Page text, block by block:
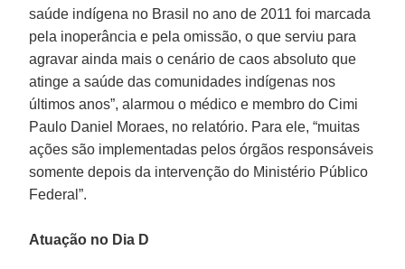
saúde indígena no Brasil no ano de 2011 foi marcada
pela inoperância e pela omissão, o que serviu para
agravar ainda mais o cenário de caos absoluto que
atinge a saúde das comunidades indígenas nos
últimos anos”, alarmou o médico e membro do Cimi
Paulo Daniel Moraes, no relatório. Para ele, “muitas
ações são implementadas pelos órgãos responsáveis
somente depois da intervenção do Ministério Público
Federal”.
Atuação no Dia D